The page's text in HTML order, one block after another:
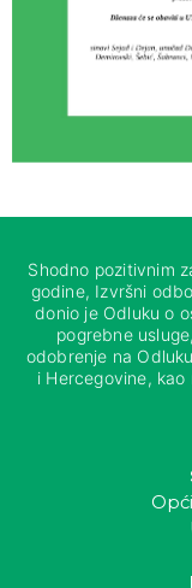
Shodno pozitivnim
godine, Izvršni
donio je Odluku o
pogrebne
odobrenje na
i Hercegovine,